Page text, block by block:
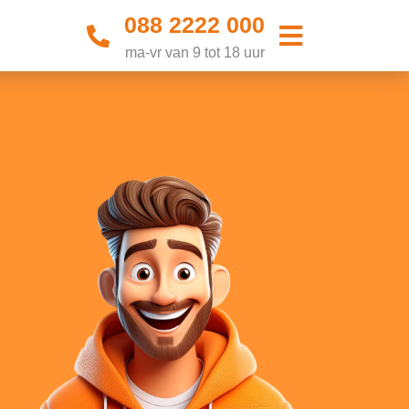
088 2222 000
ma-vr van 9 tot 18 uur